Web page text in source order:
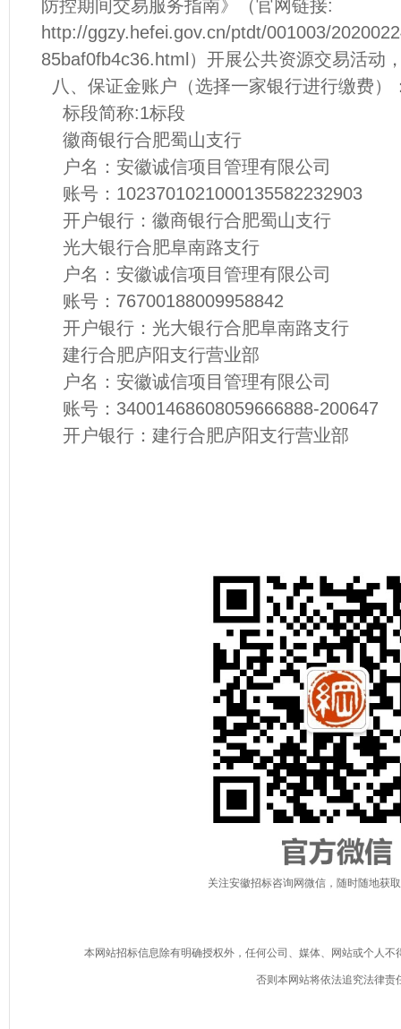
防控期间交易服务指南》（官网链接:
http://ggzy.hefei.gov.cn/ptdt/001003/
85baf0fb4c36.html）开展公共资源交易活动
八、保证金账户（选择一家银行进行缴费）
标段简称:1标段
徽商银行合肥蜀山支行
户名：安徽诚信项目管理有限公司
账号：1023701021000135582232903
开户银行：徽商银行合肥蜀山支行
光大银行合肥阜南路支行
户名：安徽诚信项目管理有限公司
账号：76700188009958842
开户银行：光大银行合肥阜南路支行
建行合肥庐阳支行营业部
户名：安徽诚信项目管理有限公司
账号：34001468608059666888-200647
开户银行：建行合肥庐阳支行营业部
关注安徽招标咨询网微信，随时随地获
本网站招标信息除有明确授权外，任何公司、媒体、网站或个人
否则本网站将依法追究法律责